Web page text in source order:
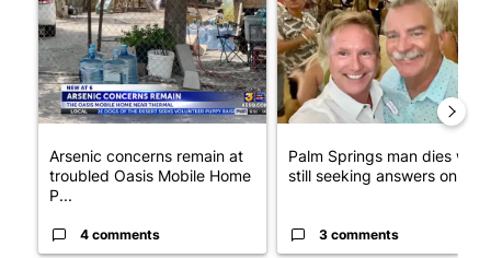
Arsenic concerns remain at
troubled Oasis Mobile Home
P...
4 comments
Palm Springs man dies while
still seeking answers on hu...
3 comments